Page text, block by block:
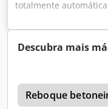
totalmente automática
enchimento: 1-20
colocação de tampas
tampas Dcedpfjztc
proveniente
Descubra mais
Reboque